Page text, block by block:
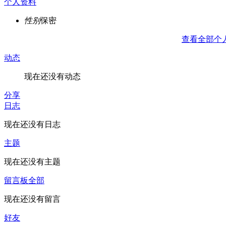
性别保密
查看全部个
动态
现在还没有动态
分享
日志
现在还没有日志
主题
现在还没有主题
留言板全部
现在还没有留言
好友